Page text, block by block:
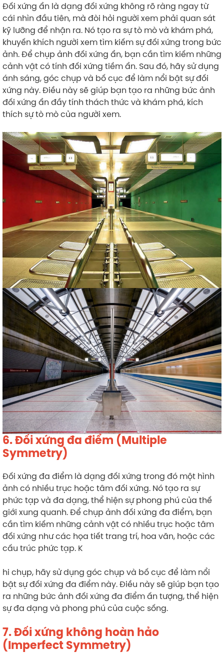
Đối xứng ẩn là dạng đối xứng không rõ ràng ngay từ
cái nhìn đầu tiên, mà đòi hỏi người xem phải quan sát
kỹ lưỡng để nhận ra. Nó tạo ra sự tò mò và khám phá,
khuyến khích người xem tìm kiếm sự đối xứng trong bức
ảnh. Để chụp ảnh đối xứng ẩn, bạn cần tìm kiếm những
cảnh vật có tính đối xứng tiềm ẩn. Sau đó, hãy sử dụng
ánh sáng, góc chụp và bố cục để làm nổi bật sự đối
xứng này. Điều này sẽ giúp bạn tạo ra những bức ảnh
đối xứng ẩn đầy tính thách thức và khám phá, kích
thích sự tò mò của người xem.
6. Đối xứng đa điểm (Multiple
Symmetry)
Đối xứng đa điểm là dạng đối xứng trong đó một hình
ảnh có nhiều trục hoặc tâm đối xứng. Nó tạo ra sự
phức tạp và đa dạng, thể hiện sự phong phú của thế
giới xung quanh. Để chụp ảnh đối xứng đa điểm, bạn
cần tìm kiếm những cảnh vật có nhiều trục hoặc tâm
đối xứng như các họa tiết trang trí, hoa văn, hoặc các
cấu trúc phức tạp. K
hi chụp, hãy sử dụng góc chụp và bố cục để làm nổi
bật sự đối xứng đa điểm này. Điều này sẽ giúp bạn tạo
ra những bức ảnh đối xứng đa điểm ấn tượng, thể hiện
sự đa dạng và phong phú của cuộc sống.
7. Đối xứng không hoàn hảo
(Imperfect Symmetry)